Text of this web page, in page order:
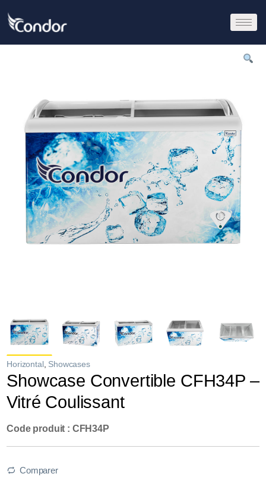
Horizontal, Showcases
Showcase Convertible CFH34P –
Vitré Coulissant
Code produit : CFH34P
Comparer